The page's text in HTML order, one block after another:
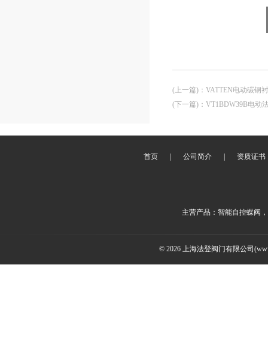
(上一篇) ： VATTEN电动碳钢
(下一篇) ： VT1BDW39B电动
首页 公司简介 资质证书
主营产品：智能自控蝶阀
© 2026 上海法登阀门有限公司